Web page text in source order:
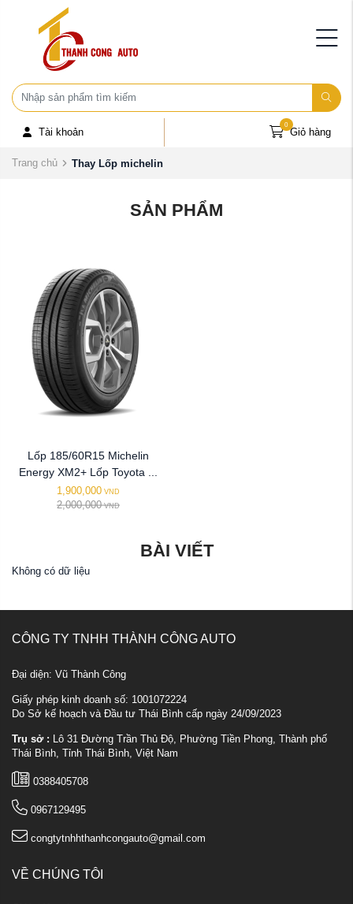
Tài khoản Giỏ hàng
0
Trang chủ Thay Lốp michelin
SẢN PHẨM
Lốp 185/60R15 Michelin
Energy XM2+ Lốp Toyota ...
1,900,000 VND
2,000,000 VND
BÀI VIẾT
Không có dữ liệu
CÔNG TY TNHH THÀNH CÔNG AUTO
Đại diện: Vũ Thành Công
Giấy phép kinh doanh số: 1001072224
Do Sở kế hoạch và Đầu tư Thái Bình cấp ngày 24/09/2023
Trụ sở : Lô 31 Đường Trần Thủ Độ, Phường Tiền Phong, Thành phố
Thái Bình, Tỉnh Thái Bình, Việt Nam
0388405708
0967129495
congtytnhhthanhcongauto@gmail.com
VỀ CHÚNG TÔI